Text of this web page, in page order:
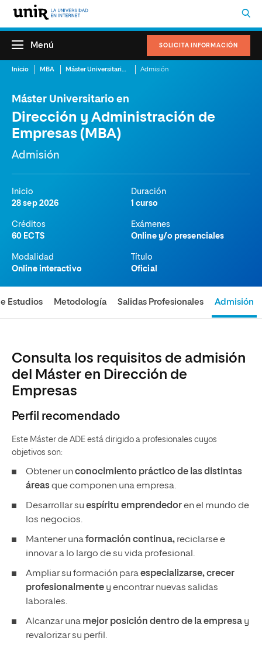
SOLICITA INFORMACIÓN
Menú
Inicio MBA Máster Universitario en Dirección y Administración de Empresas (MBA) Admisión
Máster Universitario en
Dirección y Administración de
Empresas (MBA)
Admisión
Inicio
28 sep 2026
Duración
1 curso
Créditos
60 ECTS
Exámenes
Online y/o presenciales
Modalidad
Online interactivo
Título
Oficial
Estudios Metodología Salidas Profesionales Admisión
Consulta los requisitos de admisión
del Máster en Dirección de
Empresas
Perfil recomendado
Este Máster de ADE está dirigido a profesionales cuyos
objetivos son:
Obtener unconocimiento práctico de las distintas
áreasque componen una empresa.
Desarrollar su espíritu emprendedoren el mundo de
los negocios.
Mantener unaformación continua, reciclarse e
innovar a lo largo de su vida profesional.
Ampliar su formación paraespecializarse, crecer
profesionalmente y encontrar nuevas salidas
laborales.
Alcanzar una mejor posición dentro de la empresa y
revalorizar su perfil.